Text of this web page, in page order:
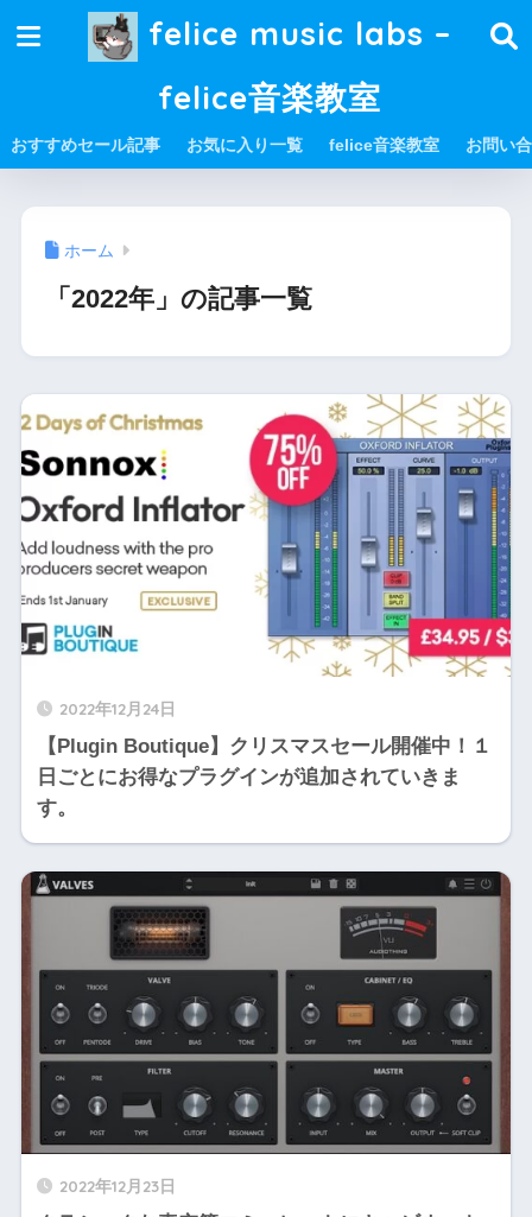
felice music labs –
felice音楽教室
おすすめセール記事 お気に入り一覧 felice音楽教室 お問い
ホーム
「2022年」の記事一覧
2022年12月24日
【Plugin Boutique】クリスマスセール開催中！１
日ごとにお得なプラグインが追加されていきま
す。
2022年12月23日